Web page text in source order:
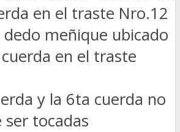
en el traste Nro.12
dedo meñique ubicado
en el traste
y la 6ta cuerda no
ser tocadas